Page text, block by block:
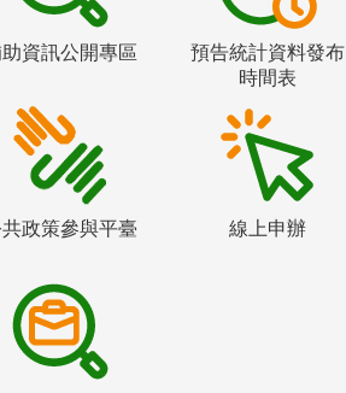
資訊公開專區
預告統計資料發布
時間表
政策參與平臺 線上申辦